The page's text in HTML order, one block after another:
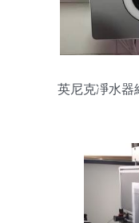
英尼克凈水器